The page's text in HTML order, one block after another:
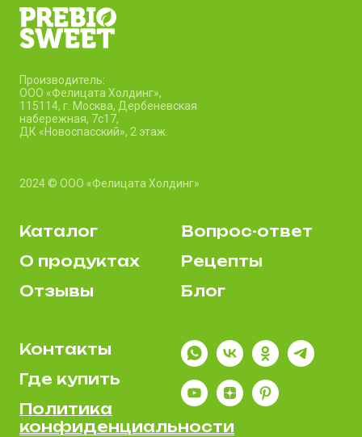
Производитель:
ООО «Фелицата Холдинг»,
115114, г. Москва, Дербеневская
набережная, 7c17,
ДК «Новоспасский», 2 этаж.
2024 © ООО «Фелицата Холдинг»
Каталог
О продуктах
Отзывы
Вопрос-ответ
Рецепты
Блог
Контакты
Где купить
Политика
конфиденциальности